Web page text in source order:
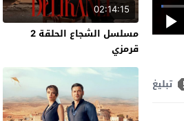
تبليغ
02:14:15
مسلسل الشجاع الحلقة 2
قرمزي